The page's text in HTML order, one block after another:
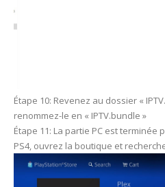
Étape 10: Revenez au dossier «
renommez-le en « IPTV.bundle »
Étape 11: La partie PC est terminée
PS4, ouvrez la boutique et